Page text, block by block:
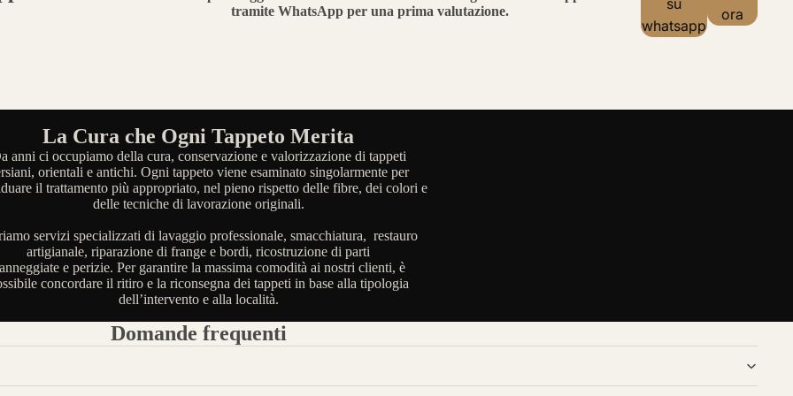
tramite WhatsApp per una prima valutazione.
whatsapp
ora
La Cura che Ogni Tappeto Merita
anni ci occupiamo della cura, conservazione e valorizzazione di tappeti
orientali e antichi. Ogni tappeto viene esaminato singolarmente per
il trattamento più appropriato, nel pieno rispetto delle fibre, dei colori e
delle tecniche di lavorazione originali.
servizi specializzati di lavaggio professionale, smacchiatura, restauro
artigianale, riparazione di frange e bordi, ricostruzione di parti
e perizie. Per garantire la massima comodità ai nostri clienti, è
concordare il ritiro e la riconsegna dei tappeti in base alla tipologia
dell’intervento e alla località.
Domande frequenti